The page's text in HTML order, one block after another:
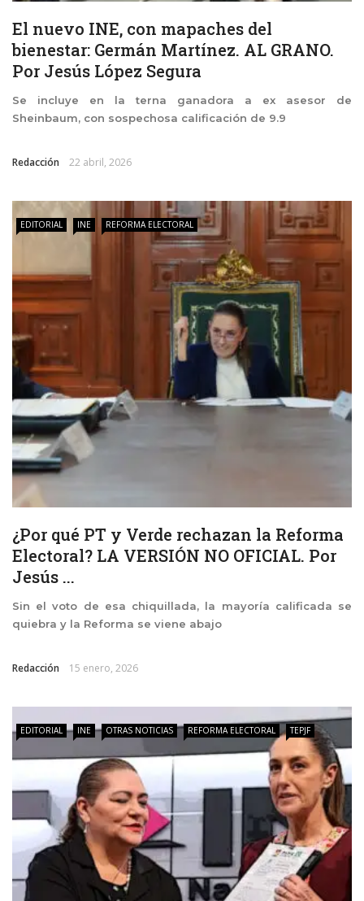
El nuevo INE, con mapaches del
bienestar: Germán Martínez. AL GRANO.
Por Jesús López Segura
Se incluye en la terna ganadora a ex asesor de
Sheinbaum, con sospechosa calificación de 9.9
Redacción 22 abril, 2026
EDITORIAL INE REFORMA ELECTORAL
¿Por qué PT y Verde rechazan la Reforma
Electoral? LA VERSIÓN NO OFICIAL. Por
Jesús ...
Sin el voto de esa chiquillada, la mayoría calificada se
quiebra y la Reforma se viene abajo
Redacción 15 enero, 2026
EDITORIAL INE OTRAS NOTICIAS REFORMA ELECTORAL TEPJF